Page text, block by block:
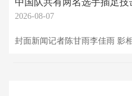
中国队共有两名选手插足
2026-08-07